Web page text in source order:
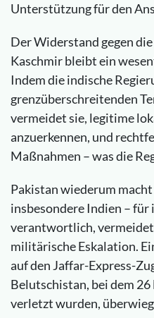
Unterstützung für den
Der Widerstand gegen
Kaschmir bleibt ein
Indem die indische
grenzüberschreitenden
vermeidet sie, legitime
anzuerkennen, und
Maßnahmen – was die
Pakistan wiederum
insbesondere Indien –
verantwortlich, vermeidet
militärische Eskalation.
auf den Jaffar-Express-
Belutschistan, bei dem
verletzt wurden,